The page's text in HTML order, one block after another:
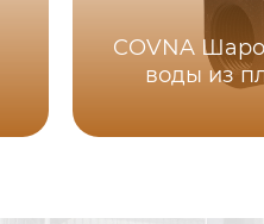
COVNA
воды из